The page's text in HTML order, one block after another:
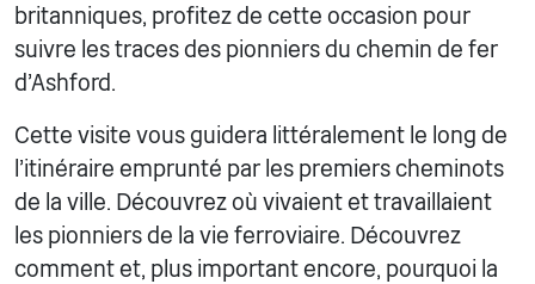
britanniques, profitez de cette occasion pour
suivre les traces des pionniers du chemin de fer
d'Ashford.
Cette visite vous guidera littéralement le long de
l'itinéraire emprunté par les premiers cheminots
de la ville. Découvrez où vivaient et travaillaient
les pionniers de la vie ferroviaire. Découvrez
comment et, plus important encore, pourquoi la